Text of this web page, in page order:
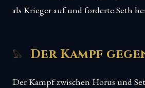
als Krieger auf und forderte Seth
Der Kampf
Der Kampf zwischen Horus und